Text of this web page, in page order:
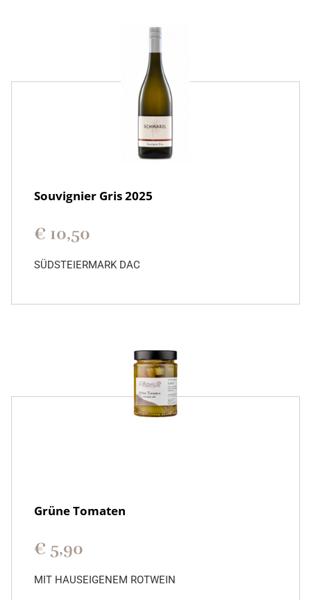
Souvignier Gris 2025
€ 10,50
SÜDSTEIERMARK DAC
Grüne Tomaten
€ 5,90
MIT HAUSEIGENEM ROTWEIN